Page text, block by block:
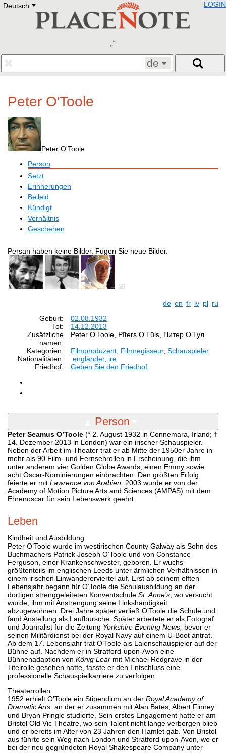
Deutsch E
Deutsch
Francais
Polski
Eestikeelne
LOGIN
de
Peter O'Toole
Peter O'Toole
Person
Setzt
Erinnerungen
Beileid
Kündigt
Verhältnis
Geschehen
Persan haben keine Bilder. Fügen Sie neue Bilder.
de en fr lv pl ru
Geburt:
02.08.1932
Tot:
14.12.2013
Zusätzliche
namen:
Peter O'Toole, Pīters O'Tūls, Питер О’Тул
Kategorien:
Filmproduzent Filmregisseur,Schauspieler
Nationalitäten:
engländer, ire
Friedhof:
Geben Sie den Friedhof
Person
Peter Seamus O’Toole (* 2. August 1932 in Connemara, Irland; †
14. Dezember 2013 in London) war ein irischer Schauspieler.
Neben der Arbeit im Theater trat er ab Mitte der 1950er Jahre in
mehr als 90 Film- und Fernsehrollen in Erscheinung, die ihm
unter anderem vier Golden Globe Awards, einen Emmy sowie
acht Oscar-Nominierungen einbrachten. Den größten Erfolg
feierte er mit Lawrence von Arabien . 2003 wurde er von der
Academy of Motion Picture Arts and Sciences (AMPAS) mit dem
Ehrenoscar für sein Lebenswerk geehrt.
Leben
Kindheit und Ausbildung
Peter O’Toole wurde im westirischen County Galway als Sohn des
Buchmachers Patrick Joseph O’Toole und von Constance
Ferguson, einer Krankenschwester, geboren. Er wuchs
größtenteils im englischen Leeds unter ärmlichen Verhältnissen in
einem irischen Einwandererviertel auf. Erst ab seinem elften
Lebensjahr begann für O’Toole die Schulausbildung an der
dortigen strenggeleiteten Konventschule St. Anne’s , wo versucht
wurde, ihm mit Anstrengung seine Linkshändigkeit
abzugewöhnen. Drei Jahre später verließ O’Toole die Schule und
fand Anstellung als Laufbursche. Später arbeitete er als Fotograf
und Journalist für die Zeitung Yorkshire Evening News, bevor er
seinen Militärdienst bei der Royal Navy auf einem U-Boot antrat.
Ab dem 17. Lebensjahr trat O’Toole als Laienschauspieler auf der
Bühne auf. Nachdem er in Stratford-upon-Avon eine
Bühnenadaption von König Lear mit Michael Redgrave in der
Titelrolle gesehen hatte, fasste er den Entschluss eine
professionelle Schauspielkarriere zu verfolgen.
Theaterrollen
1952 erhielt O’Toole ein Stipendium an der Royal Academy of
Dramatic Arts, an der er zusammen mit Alan Bates, Albert Finney
und Bryan Pringle studierte. Sein erstes Engagement hatte er am
Bristol Old Vic Theatre, wo sein Talent nicht lange verborgen blieb
und er bereits im Alter von 23 Jahren den Hamlet gab. Von Bristol
aus führte sein Weg nach London und Stratford-upon-Avon, wo er
bei der neu gegründeten Royal Shakespeare Company unter